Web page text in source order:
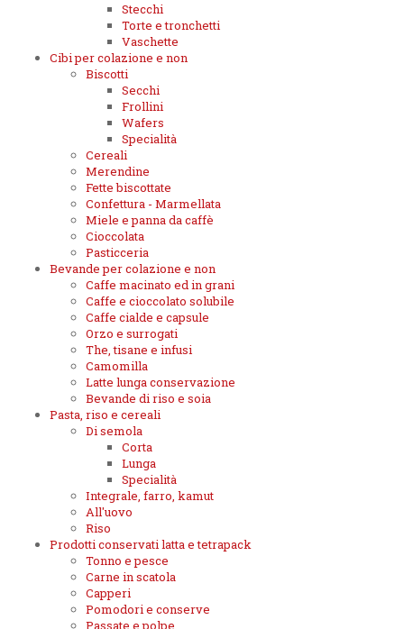
Stecchi
Torte e tronchetti
Vaschette
Cibi per colazione e non
Biscotti
Secchi
Frollini
Wafers
Specialità
Cereali
Merendine
Fette biscottate
Confettura - Marmellata
Miele e panna da caffè
Cioccolata
Pasticceria
Bevande per colazione e non
Caffe macinato ed in grani
Caffe e cioccolato solubile
Caffe cialde e capsule
Orzo e surrogati
The, tisane e infusi
Camomilla
Latte lunga conservazione
Bevande di riso e soia
Pasta, riso e cereali
Di semola
Corta
Lunga
Specialità
Integrale, farro, kamut
All'uovo
Riso
Prodotti conservati latta e tetrapack
Tonno e pesce
Carne in scatola
Capperi
Pomodori e conserve
Passate e polpe